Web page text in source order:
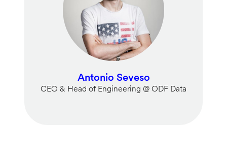
Antonio Seveso
CEO & Head of Engineering @ ODF Data